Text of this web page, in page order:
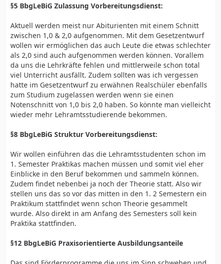
vorbeigeschossen zu sein.
Sie fordern eine radikale Einschränkung der
Zulassungsgrenzen. Wo genau soll eine solche
Maßname die Zahl der Lehrkräfte oder die
Bewerberzahlen verbessern? Ich bin davon überzeugt,
dass die Allgemeine Hochschulreife genau dies
darstellt; die allgemeine Reife eine Hochschule zu
besuchen. Ob dies dann am Ende auch erfolgreich
abgeschlossen wird, liegt alleine am betreffenden
Studierenden. Außerdem sei erwähnt, dass es in
manchen Bereichen an staatlichen Hochschulen
Auswahlkriterium gibt. Hier künstlich noch Schranken
einzubauen sehe ich ausgesprochen kritisch.
Als nächstes wünschen Sie sich ein verpflichtendes
Praxissemester in den ersten beiden Semestern. Das
erschließt sich mir nicht ganz; ohne eine theoretische
Ausbildung sind Praxiseinsätze in meinen Augen nur
bedingt der Ausbildung förderlich. Ich gebe zu, dass
ich mit den einzelnen Syllabi der Universitäten nicht
vertraut bin, aber soweit mir bekannt ist, sind einzelne
Praktika ohnehin schon recht früh und
direkt zu Beginn erachte ich hier als nicht förderlich für
§5 BbgLeBiG Zulassung Vorbereitungsdienst:
Aktuell werden meist nur Abiturienten mit einem Schnitt
zwischen 1,0 & 2,0 aufgenommen. Mit dem Gesetzentwurf
wollen wir ermöglichen das auch Leute die etwas schlechter
als 2,0 sind auch aufgenommen werden können. Vorallem
da uns die Lehrkräfte fehlen und mittlerweile schon total
viel Unterricht ausfällt. Zudem sollten was ich vergessen
hatte im Gesetzentwurf zu erwähnen Realschüler ebenfalls
zum Studium zugelassen werden wenn sie einen
Notenschnitt von 1,0 bis 2,0 haben. So könnte man vielleicht
wieder mehr Lehramtsstudierende bekommen.
§8 BbgLeBiG Struktur Vorbereitungsdienst:
Wir wollen einführen das die Lehramtsstudenten schon im
1. Semester Praktikas machen müssen und somit viel eher
Einblicke in den Beruf bekommen und sammeln können.
Zudem findet nebenbei ja noch der Theorie statt. Also wir
stellen uns das so vor das mitten in den 1. 2 Semestern ein
Praktikum stattfindet wenn schon Theorie gesammelt
wurde. Also direkt in am Anfang des Semesters soll kein
Praktika stattfinden.
§12 BbgLeBiG Praxisorientierte Ausbildungsanteile